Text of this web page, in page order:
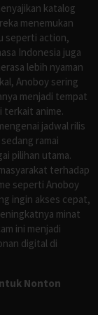
katalog
menemukan
seperti action,
Indonesia juga
lebih nyaman
Anoboy sering
menjadi tempat
terkait anime.
jadwal rilis
ramai
pilihan utama.
terhadap
seperti Anoboy
ingin akses cepat,
minat
ini menjadi
digital di
Nonton